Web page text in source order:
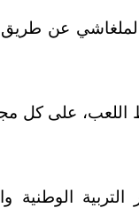
عن طريق
اللعب، على كل
الوطنية